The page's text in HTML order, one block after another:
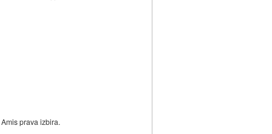
prava izbira.